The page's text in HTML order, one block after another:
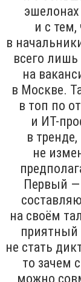
и с
в
всего
на
в Москве.
в топ по
и ИТ-
в
не
Первый —
на своём
приятный
не стать
то зачем
можно